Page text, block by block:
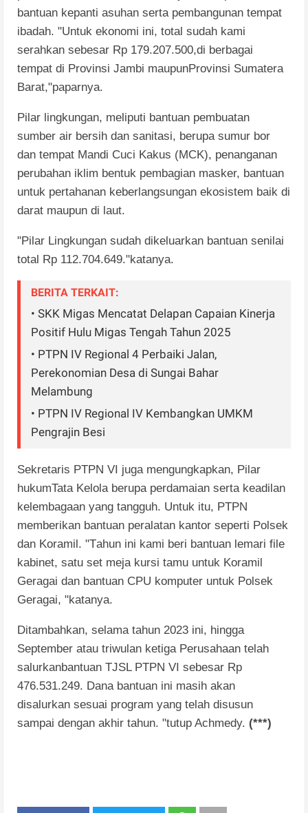
bantuan kepanti asuhan serta pembangunan tempat
ibadah. "Untuk ekonomi ini, total sudah kami
serahkansebesar Rp 179.207.500,di berbagai
tempat di Provinsi Jambi maupunProvinsi Sumatera
Barat,"paparnya.
Pilar lingkungan, meliputi bantuan pembuatan
sumber air bersih dan sanitasi, berupa sumur bor
dan tempat Mandi Cuci Kakus (MCK), penanganan
perubahan iklim bentuk pembagian masker, bantuan
untuk pertahanan keberlangsungan ekosistem baik di
darat maupun di laut.
"Pilar Lingkungan sudah dikeluarkan bantuan senilai
total Rp 112.704.649."katanya.
BERITA TERKAIT:
• SKK Migas Mencatat Delapan Capaian Kinerja
Positif Hulu Migas Tengah Tahun 2025
• PTPN IV Regional 4 Perbaiki Jalan,
Perekonomian Desa di Sungai Bahar
Melambung
• PTPN IV Regional IV Kembangkan UMKM
Pengrajin Besi
Sekretaris PTPN VI juga mengungkapkan, Pilar
hukumTata Kelola berupa perdamaian serta keadilan
kelembagaan yang tangguh. Untuk itu, PTPN
memberikan bantuan peralatan kantor seperti Polsek
dan Koramil. "Tahun ini kami beri bantuan lemari file
kabinet, satu set meja kursi tamu untuk Koramil
Geragai dan bantuan CPU komputer untuk Polsek
Geragai, "katanya.
Ditambahkan, selama tahun 2023 ini, hingga
September atau triwulan ketiga Perusahaan telah
salurkanbantuan TJSL PTPN VI sebesar Rp
476.531.249. Dana bantuan ini masih akan
disalurkan sesuai program yang telah disusun
sampai dengan akhir tahun. "tutup Achmedy. (***)